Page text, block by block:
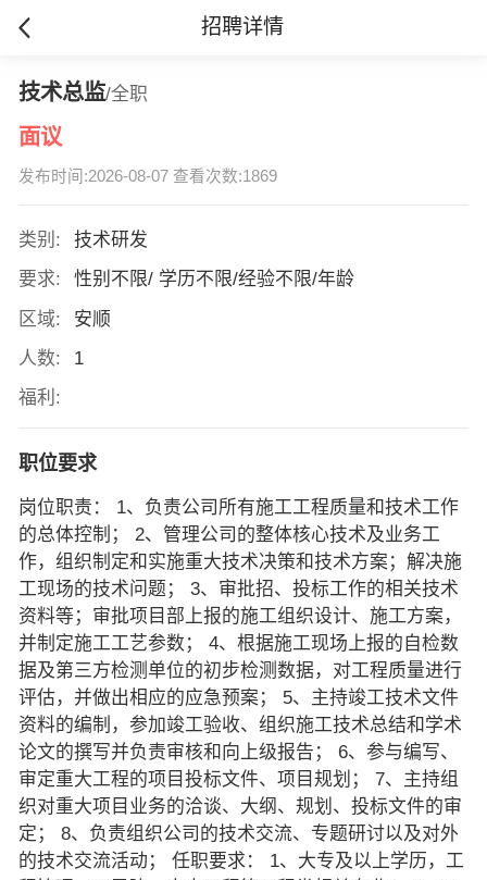
招聘详情
技术总监/全职
面议
发布时间:2026-08-07 查看次数:1869
类别:
技术研发
要求:
性别不限/ 学历不限/经验不限/年龄
区域:
安顺
人数:
1
福利:
职位要求
岗位职责： 1、负责公司所有施工工程质量和技术工作
的总体控制； 2、管理公司的整体核心技术及业务工
作，组织制定和实施重大技术决策和技术方案；解决施
工现场的技术问题； 3、审批招、投标工作的相关技术
资料等；审批项目部上报的施工组织设计、施工方案，
并制定施工工艺参数； 4、根据施工现场上报的自检数
据及第三方检测单位的初步检测数据，对工程质量进行
评估，并做出相应的应急预案； 5、主持竣工技术文件
资料的编制，参加竣工验收、组织施工技术总结和学术
论文的撰写并负责审核和向上级报告； 6、参与编写、
审定重大工程的项目投标文件、项目规划； 7、主持组
织对重大项目业务的洽谈、大纲、规划、投标文件的审
定； 8、负责组织公司的技术交流、专题研讨以及对外
的技术交流活动； 任职要求： 1、大专及以上学历，工